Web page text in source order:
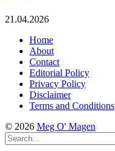
21.04.2026
Home
About
Contact
Editorial Policy
Privacy Policy
Disclaimer
Terms and Conditions
© 2026 Meg O' Magen